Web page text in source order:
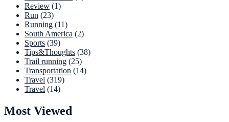
Review (1)
Run (23)
Running (11)
South America (2)
Sports (39)
Tips&Thoughts (38)
Trail running (25)
Transportation (14)
Travel (319)
Travel (14)
Most Viewed